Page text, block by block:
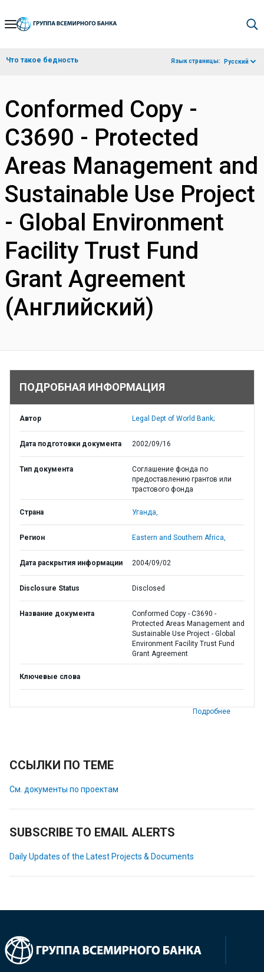
Skip
Navigation
Что такое бедность Язык страницы: Русский
Conformed Copy -
C3690 - Protected
Areas Management and
Sustainable Use Project
- Global Environment
Facility Trust Fund
Grant Agreement
(Английский)
ПОДРОБНАЯ ИНФОРМАЦИЯ
Автор Legal Dept of World Bank;
Дата подготовки документа 2002/09/16
Тип документа
Соглашение фонда по
предоставлению грантов или
трастового фонда
Страна Уганда,
Регион Eastern and Southern Africa,
Дата раскрытия информации 2004/09/02
Disclosure Status Disclosed
Название документа
Conformed Copy - C3690 -
Protected Areas Management and
Sustainable Use Project - Global
Environment Facility Trust Fund
Grant Agreement
Ключевые слова
Подробнее
ССЫЛКИ ПО ТЕМЕ
См. документы по проектам
SUBSCRIBE TO EMAIL ALERTS
Daily Updates of the Latest Projects & Documents